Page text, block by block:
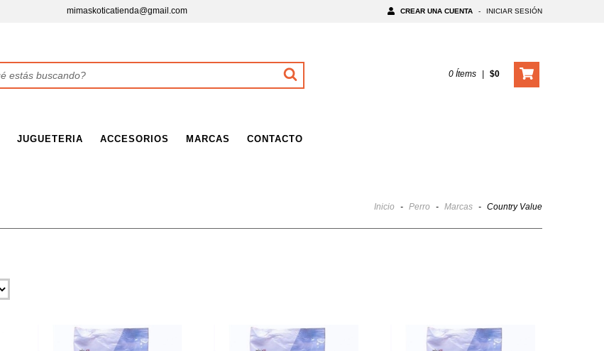
mimaskoticatienda@gmail.com CREAR UNA CUENTA - INICIAR SESIÓN
0Ítems | $0
JUGUETERIA ACCESORIOS MARCAS CONTACTO
Inicio - Perro - Marcas - Country Value